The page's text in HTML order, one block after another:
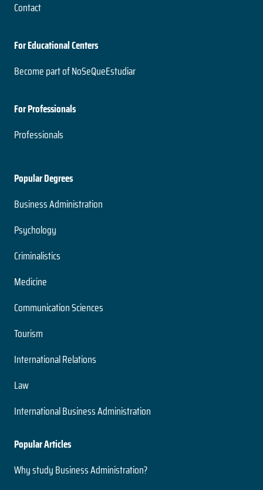
Grado
Presencial
Modalidad
5 años
Duración
Grado
Modalidad
Geología
5 años
Duración
Grado
Nivel
Presencial
Modalidad
Ingeniería Civil Acústica
5 años
Duración
Grado
Nivel
Modalidad
Historia del Tiempo Presente
Duración
Nivel
Ingeniería Mecánica y Materiales
Duración
Nivel
Modalidad
Literatura Hispanoamericana Contemporánea
2 años
Duración
Magíster
Nivel
Presencial
Modalidad
Medio Ambiente y Bioseguridad
Duración
Nivel
Contact
For Educational Centers
Become part of NoSeQueEstudiar
For Professionals
Professionals
Popular Degrees
Business Administration
Psychology
Criminalistics
Medicine
Communication Sciences
Tourism
International Relations
Law
International Business Administration
Popular Articles
Why study Business Administration?